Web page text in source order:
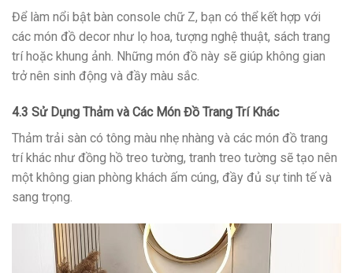
Để làm nổi bật bàn console chữ Z, bạn có thể kết hợp với
các món đồ decor như lọ hoa, tượng nghệ thuật, sách trang
trí hoặc khung ảnh. Những món đồ này sẽ giúp không gian
trở nên sinh động và đầy màu sắc.
4.3 Sử Dụng Thảm và Các Món Đồ Trang Trí Khác
Thảm trải sàn có tông màu nhẹ nhàng và các món đồ trang
trí khác như đồng hồ treo tường, tranh treo tường sẽ tạo nên
một không gian phòng khách ấm cúng, đầy đủ sự tinh tế và
sang trọng.